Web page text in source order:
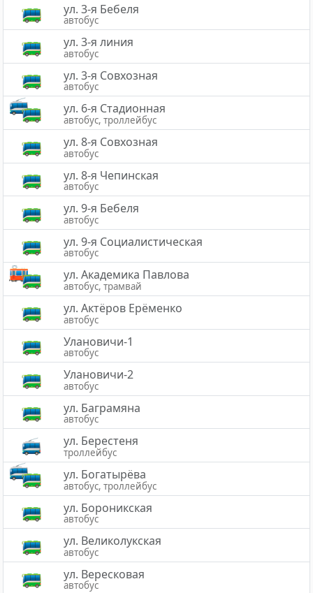
ул. 3-я Бебеля
автобус
ул. 3-я линия
автобус
ул. 3-я Совхозная
автобус
ул. 6-я Стадионная
автобус, троллейбус
ул. 8-я Совхозная
автобус
ул. 8-я Чепинская
автобус
ул. 9-я Бебеля
автобус
ул. 9-я Социалистическая
автобус
ул. Академика Павлова
автобус, трамвай
ул. Актёров Ерёменко
автобус
Улановичи-1
автобус
Улановичи-2
автобус
ул. Баграмяна
автобус
ул. Берестеня
троллейбус
ул. Богатырёва
автобус, троллейбус
ул. Бороникская
автобус
ул. Великолукская
автобус
ул. Вересковая
автобус